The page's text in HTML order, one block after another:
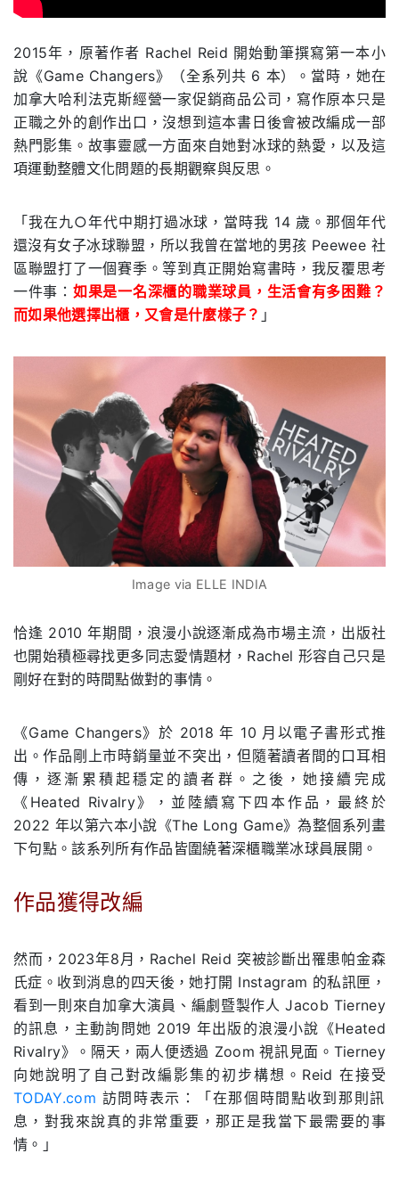
2015年，原著作者 Rachel Reid 開始動筆撰寫第一本小
說《Game Changers》（全系列共 6 本）。當時，她在
加拿大哈利法克斯經營一家促銷商品公司，寫作原本只是
正職之外的創作出口，沒想到這本書日後會被改編成一部
熱門影集。故事靈感一方面來自她對冰球的熱愛，以及這
項運動整體文化問題的長期觀察與反思。
「我在九○年代中期打過冰球，當時我 14 歲。那個年代
還沒有女子冰球聯盟，所以我曾在當地的男孩 Peewee 社
區聯盟打了一個賽季。等到真正開始寫書時，我反覆思考
一件事： 如果是一名深櫃的職業球員，生活會有多困難？
而如果他選擇出櫃，又會是什麼樣子？ 」
Image via ELLE INDIA
恰逢 2010 年期間，浪漫小說逐漸成為市場主流，出版社
也開始積極尋找更多同志愛情題材，Rachel 形容自己只是
剛好在對的時間點做對的事情。
《Game Changers》於 2018 年 10 月以電子書形式推
出。作品剛上市時銷量並不突出，但隨著讀者間的口耳相
傳，逐漸累積起穩定的讀者群。之後，她接續完成
《Heated Rivalry》，並陸續寫下四本作品，最終於
2022 年以第六本小說《The Long Game》為整個系列畫
下句點。該系列所有作品皆圍繞著深櫃職業冰球員展開。
作品獲得改編
然而，2023年8月，Rachel Reid 突被診斷出罹患帕金森
氏症。收到消息的四天後，她打開 Instagram 的私訊匣，
看到一則來自加拿大演員、編劇暨製作人 Jacob Tierney
的訊息，主動詢問她 2019 年出版的浪漫小說《Heated
Rivalry》。隔天，兩人便透過 Zoom 視訊見面。Tierney
向她說明了自己對改編影集的初步構想。Reid 在接受
TODAY.com 訪問時表示：「在那個時間點收到那則訊
息，對我來說真的非常重要，那正是我當下最需要的事
情。」